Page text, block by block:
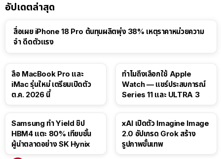
อัปเดตล่าสุด
สื่อเผย iPhone 18 Pro ต้นทุนผลิตพุ่ง 38% เหตุราคาหน่วยความ
จำ ดีดตัวแรง
ลือ MacBook Pro และ
iMac รุ่นใหม่ เตรียมเปิดตัว
ต.ค. 2026 นี้
ทำไมถึงเลือกใช้ Apple
Watch — แชร์ประสบการณ์
Series 11 และ ULTRA 3
Samsung ทำ Yield ชิป
HBM4 แตะ 80% เทียบชั้น
ผู้นำตลาดอย่าง SK Hynix
xAI เปิดตัว Imagine Image
2.0 อัปเกรด Grok สร้าง
รูปภาพขั้นเทพ